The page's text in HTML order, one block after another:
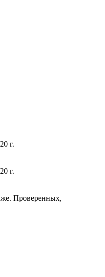
20 г.
20 г.
Проверенных,